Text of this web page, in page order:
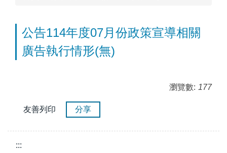
公告114年度07月份政策宣導相關
廣告執行情形(無)
瀏覽數: 177
友善列印 分享
:::